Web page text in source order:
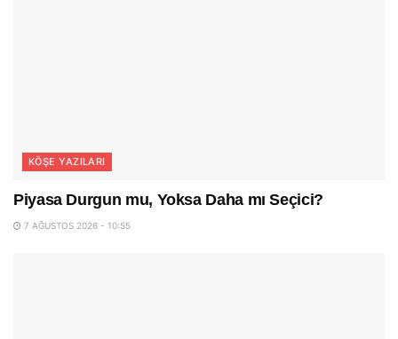
KÖŞE YAZILARI
Piyasa Durgun mu, Yoksa Daha mı Seçici?
7 AĞUSTOS 2026 - 10:55